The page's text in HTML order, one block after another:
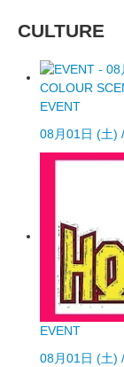
CULTURE
EVENT
08月01日 (土)
EVENT
08月01日 (土)